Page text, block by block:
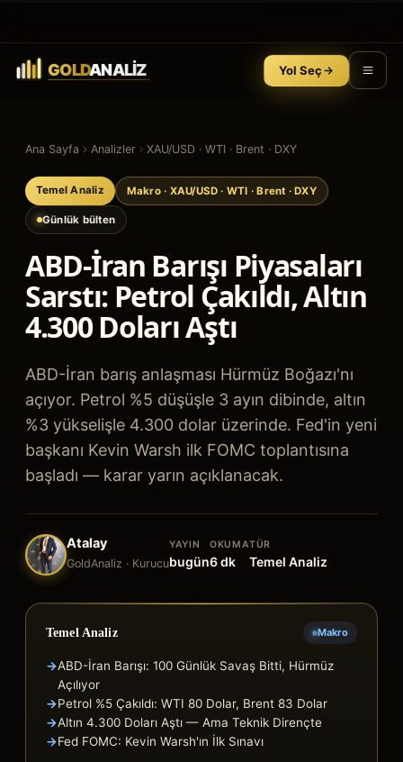
Yol Seç
Ana Sayfa Analizler XAU/USD · WTI · Brent · DXY
Temel Analiz Makro· XAU/USD · WTI · Brent · DXY
Günlük bülten
ABD-İran Barışı Piyasaları
Sarstı: Petrol Çakıldı, Altın
4.300 Doları Aştı
ABD-İran barış anlaşması Hürmüz Boğazı'nı
açıyor. Petrol %5 düşüşle 3 ayın dibinde, altın
%3 yükselişle 4.300 dolar üzerinde. Fed'in yeni
başkanı Kevin Warsh ilk FOMC toplantısına
başladı — karar yarın açıklanacak.
Atalay
GoldAnaliz · Kurucu
YAYIN
bugün
OKUMA
6dk
TÜR
Temel Analiz
Temel Analiz Makro
→ABD-İran Barışı: 100 Günlük Savaş Bitti, Hürmüz
Açılıyor
→Petrol %5 Çakıldı: WTI 80 Dolar, Brent 83 Dolar
→Altın 4.300 Doları Aştı — Ama Teknik Dirençte
→Fed FOMC: Kevin Warsh'ın İlk Sınavı